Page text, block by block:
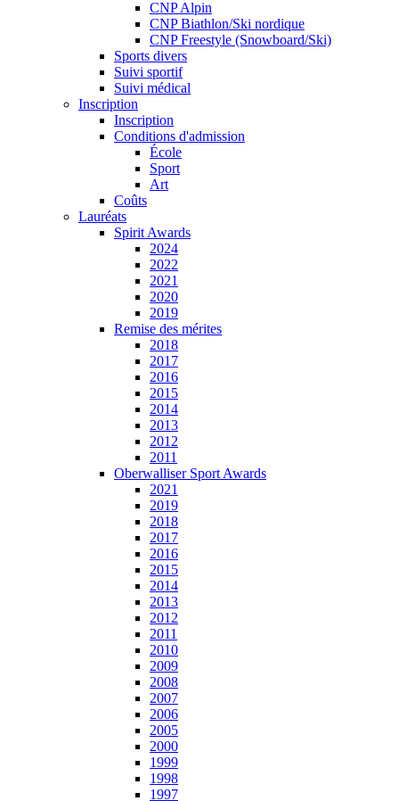
CNP Alpin
CNP Biathlon/Ski nordique
CNP Freestyle (Snowboard/Ski)
Sports divers
Suivi sportif
Suivi médical
Inscription
Inscription
Conditions d'admission
École
Sport
Art
Coûts
Lauréats
Spirit Awards
2024
2022
2021
2020
2019
Remise des mérites
2018
2017
2016
2015
2014
2013
2012
2011
Oberwalliser Sport Awards
2021
2019
2018
2017
2016
2015
2014
2013
2012
2011
2010
2009
2008
2007
2006
2005
2000
1999
1998
1997